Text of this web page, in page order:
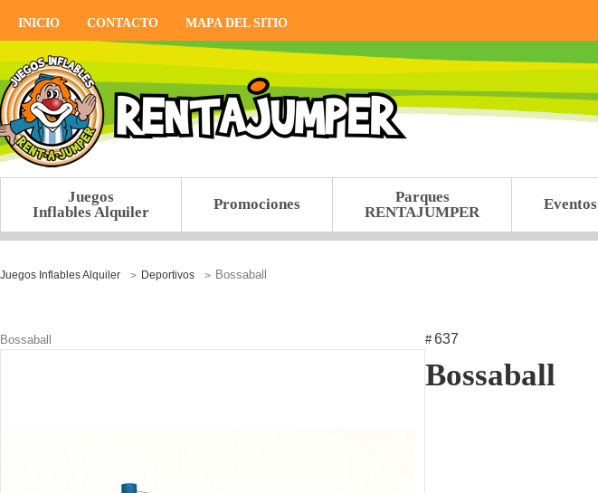
Juegos
Inflables Alquiler
Promociones
Parques
RENTAJUMPER
Eventos
INICIO CONTACTO MAPA DEL SITIO
Juegos Inflables Alquiler > Deportivos > Bossaball
Bossaball # 637
Bossaball